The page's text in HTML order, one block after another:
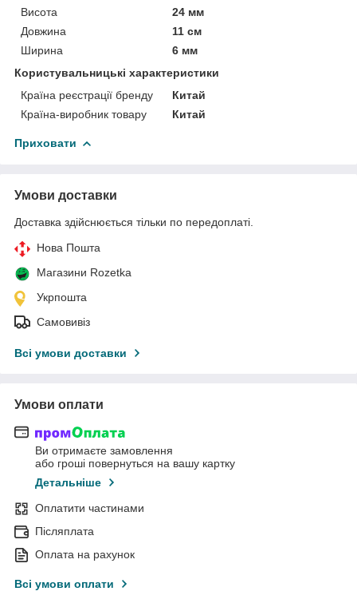
Висота
24 мм
Довжина
11 см
Ширина
6 мм
Користувальницькі характеристики
Країна реєстрації бренду
Китай
Країна-виробник товару
Китай
Приховати
Умови доставки
Доставка здійснюється тільки по передоплаті.
Нова Пошта
Магазини Rozetka
Укрпошта
Самовивіз
Всі умови доставки
Умови оплати
Ви отримаєте замовлення
або гроші повернуться на вашу картку
Детальніше
Оплатити частинами
Післяплата
Оплата на рахунок
Всі умови оплати